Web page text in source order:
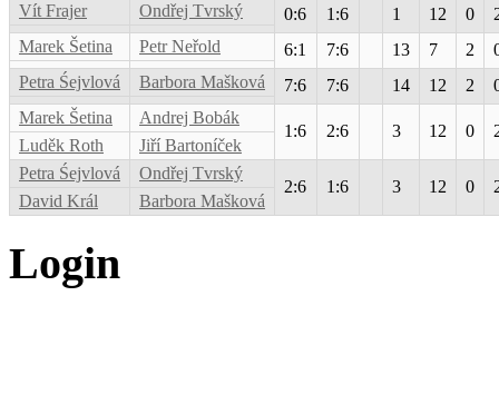
Vít Frajer
Ondřej Tvrský 0:6 1:6 1 12 0
Marek Šetina
Petr Neřold 6:1 7:6 13 7 2
Petra Śejvlová
Barbora Mašková 7:6 7:6 14 12 2
Marek Šetina
Andrej Bobák
1:6 2:6 3 12 0
Luděk Roth
Jiří Bartoníček
Petra Śejvlová
Ondřej Tvrský
2:6 1:6 3 12 0
David Král Barbora Mašková
Login